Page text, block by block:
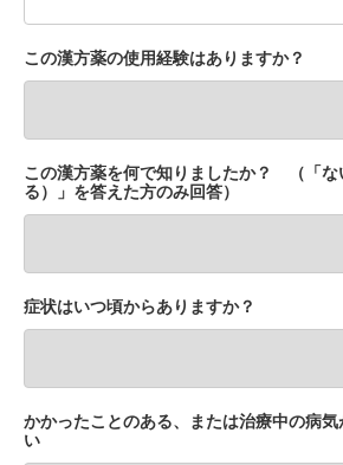
この漢方薬の使用経験はありますか？
この漢方薬を何で知りましたか？ （「な
る）」を答えた方のみ回答）
症状はいつ頃からありますか？
かかったことのある、または治療中の病
い